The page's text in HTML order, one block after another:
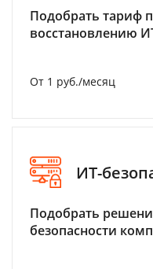
Подобрать тариф
восстановлению
От 1 руб./месяц
ИТ-
Подобрать
безопасности